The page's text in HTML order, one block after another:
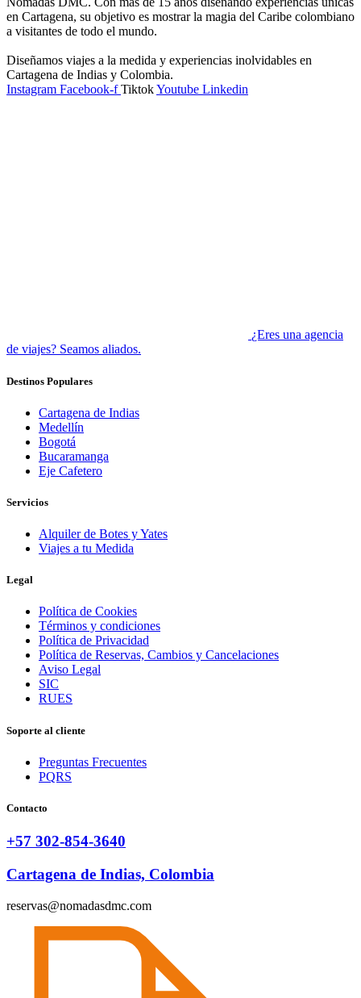
en Cartagena, su objetivo es mostrar la magia del Caribe colombiano
a visitantes de todo el mundo.
Diseñamos viajes a la medida y experiencias inolvidables en
Cartagena de Indias y Colombia.
Instagram Facebook-f TiktokYoutube Linkedin
¿Eres una agencia
de viajes? Seamos aliados.
Destinos Populares
Cartagena de Indias
Medellín
Bogotá
Bucaramanga
Eje Cafetero
Servicios
Alquiler de Botes y Yates
Viajes a tu Medida
Legal
Política de Cookies
Términos y condiciones
Política de Privacidad
Política de Reservas, Cambios y Cancelaciones
Aviso Legal
SIC
RUES
Soporte al cliente
Preguntas Frecuentes
PQRS
Contacto
+57 302-854-3640
Cartagena de Indias, Colombia
reservas@nomadasdmc.com